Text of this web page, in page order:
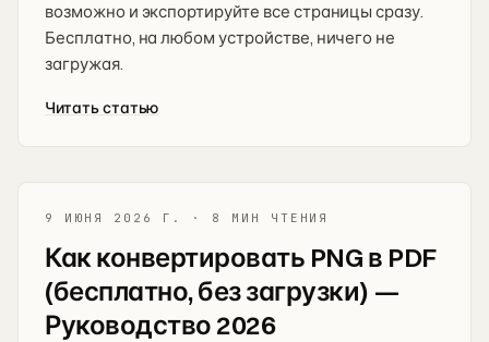
возможно и экспортируйте все страницы сразу.
Бесплатно, на любом устройстве, ничего не
загружая.
Читать статью
9 ИЮНЯ 2026 Г. · 8 МИН ЧТЕНИЯ
Как конвертировать PNG в PDF
(бесплатно, без загрузки) —
Руководство 2026